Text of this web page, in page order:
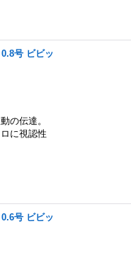
号 ビビッ
の伝達。
に視認性
号 ビビッ